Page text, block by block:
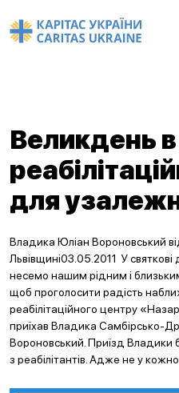
Великдень в
для
Владика Юліан Вороновський
Львівщині03.05.2011 У святкові
несемо нашим рідним і
щоб проголосити радість
реабілітаційного центру
приїхав Владика Самбірсько-
Вороновський. Приїзд Владики
з реабілітантів. Адже не у